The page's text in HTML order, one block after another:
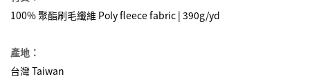
100% 聚酯刷毛纖維 Poly fleece fabric | 390g/yd
產地：
台灣 Taiwan